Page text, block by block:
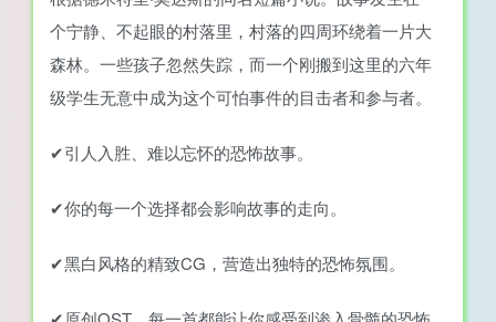
个宁静、不起眼的村落里，村落的四周环绕着一片大
森林。一些孩子忽然失踪，而一个刚搬到这里的六年
级学生无意中成为这个可怕事件的目击者和参与者。
✔引人入胜、难以忘怀的恐怖故事。
✔你的每一个选择都会影响故事的走向。
✔黑白风格的精致CG，营造出独特的恐怖氛围。